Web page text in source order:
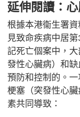
延伸閱讀：
根據本港衞生署
見致命疾病中居
記死亡個案中，
發性心臟病）和
預防和控制的。
梗塞（突發性心
素共同導致：